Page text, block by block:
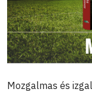
Mozgalmas és